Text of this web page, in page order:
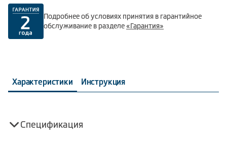
Подробнее об условиях принятия в гарантийное
обслуживание в разделе«Гарантия»
Характеристики Инструкция
Спецификация